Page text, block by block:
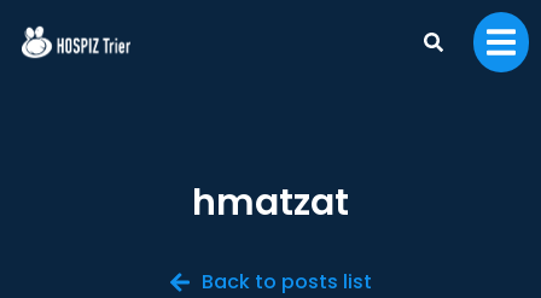
hmatzat
Back to posts list